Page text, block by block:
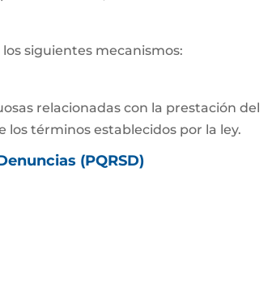
siguientes mecanismos:
relacionadas con la prestación del
los términos establecidos por la ley.
(PQRSD)